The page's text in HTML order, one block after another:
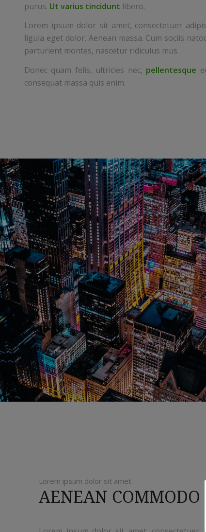
purus. Ut varius tincidunt libero.
Lorem ipsum dolor sit amet, consectetuer
ligula eget dolor. Aenean massa. Cum sociis
parturient montes, nascetur ridiculus mus.
Donec quam felis, ultricies nec, pellentesque
consequat massa quis enim.
Lorem ipsum dolor sit amet
AENEAN